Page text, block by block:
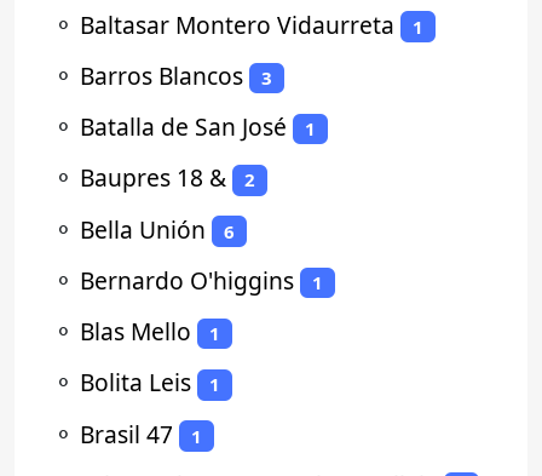
⚬ Baltasar Montero Vidaurreta 1
⚬ Barros Blancos 3
⚬ Batalla de San José 1
⚬ Baupres 18 & 2
⚬ Bella Unión 6
⚬ Bernardo O'higgins 1
⚬ Blas Mello 1
⚬ Bolita Leis 1
⚬ Brasil 47 1